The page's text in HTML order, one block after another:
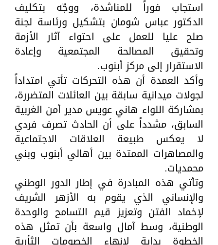
استجاب فوراً للمناشدة، ووجّه بتكليف
الدكتور عباس شومان بتشكيل ورئاسة لجنة
صلح عليا للعمل على احتواء آثار الأزمة
وتحقيق المصالحة المجتمعية وإعادة
الاستقرار إلى مركز أبنوب.
وأكد العمدة أن هذه التحركات تأتي امتداداً
لجولات ميدانية سابقة بين العائلات المتضررة،
بمشاركة اللواء هاني عويس مدير أمن الغربية
السابق، مشدداً على أن الحادث تصرف فردي
لا يعكس طبيعة العلاقات الاجتماعية
والمصاهرات الممتدة بين أهالي أبنوب وبني
محمديات.
وتأتي هذه المبادرة في إطار الدور الوطني
والإنساني الذي يقوم به الأزهر الشريف
لإخماد الفتن وتعزيز قيم التسامح والوحدة
الوطنية، وسط آمال واسعة بأن تمثل هذه
الخطوة بداية لإنهاء الخصومات الثأرية